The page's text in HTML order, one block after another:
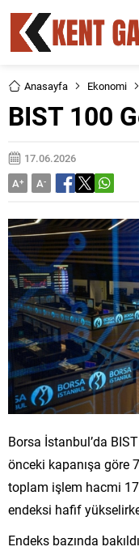
Anasayfa Ekonomi
BIST 100
17.06.2026
A+ A-
Borsa İstanbul’da
önceki kapanışa göre
toplam işlem hacmi
endeksi hafif
Endeks bazında